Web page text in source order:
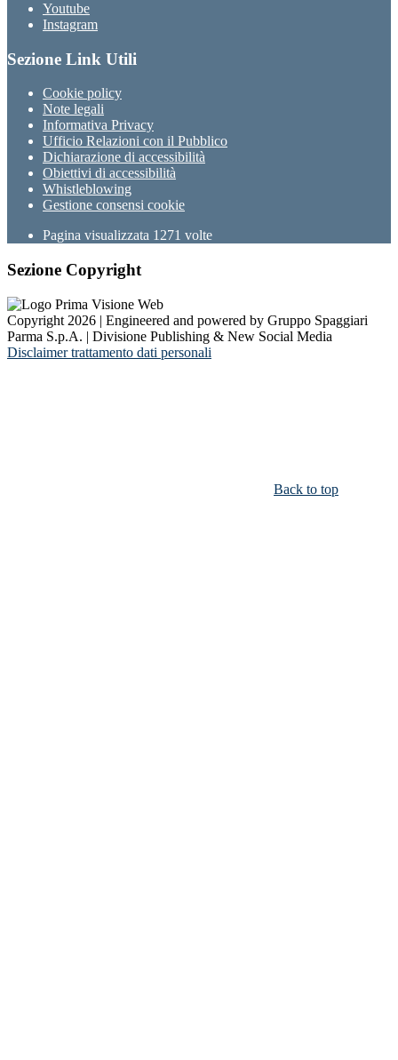
Youtube
Instagram
Sezione Link Utili
Cookie policy
Note legali
Informativa Privacy
Ufficio Relazioni con il Pubblico
Dichiarazione di accessibilità
Obiettivi di accessibilità
Whistleblowing
Gestione consensi cookie
Pagina visualizzata 1271 volte
Sezione Copyright
Copyright 2026 | Engineered and powered by Gruppo Spaggiari
Parma S.p.A. | Divisione Publishing & New Social Media
Disclaimer trattamento dati personali
Back to top